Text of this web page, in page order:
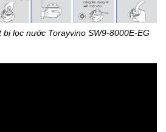
lọc nước Torayvino SW9-8000E-EG